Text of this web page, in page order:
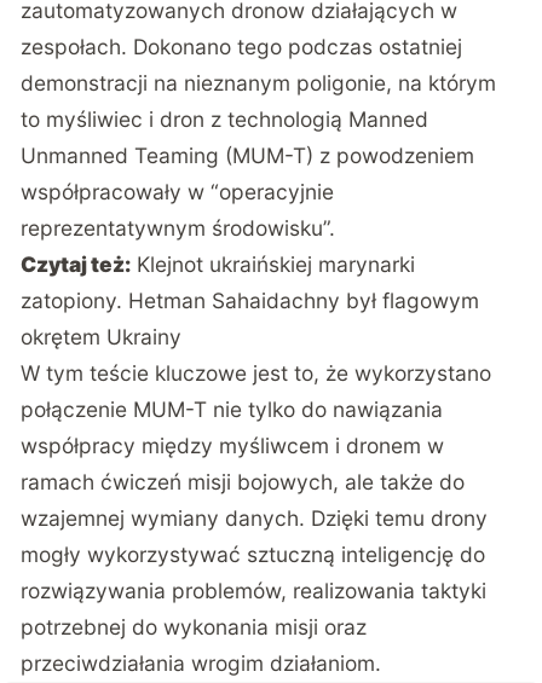
zautomatyzowanych dronow działających w
zespołach. Dokonano tego podczas ostatniej
demonstracji na nieznanym poligonie, na którym
to myśliwiec i dron z technologią Manned
Unmanned Teaming (MUM-T) z powodzeniem
współpracowały w “operacyjnie
reprezentatywnym środowisku”.
Czytaj też: Klejnot ukraińskiej marynarki
zatopiony. Hetman Sahaidachny był flagowym
okrętem Ukrainy
W tym teście kluczowe jest to, że wykorzystano
połączenie MUM-T nie tylko do nawiązania
współpracy między myśliwcem i dronem w
ramach ćwiczeń misji bojowych, ale także do
wzajemnej wymiany danych. Dzięki temu drony
mogły wykorzystywać sztuczną inteligencję do
rozwiązywania problemów, realizowania taktyki
potrzebnej do wykonania misji oraz
przeciwdziałania wrogim działaniom.